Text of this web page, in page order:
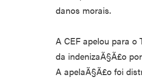
danos morais.
A CEF apelou para o
da indenizaÃ§Ã£o
A apelaÃ§Ã£o foi